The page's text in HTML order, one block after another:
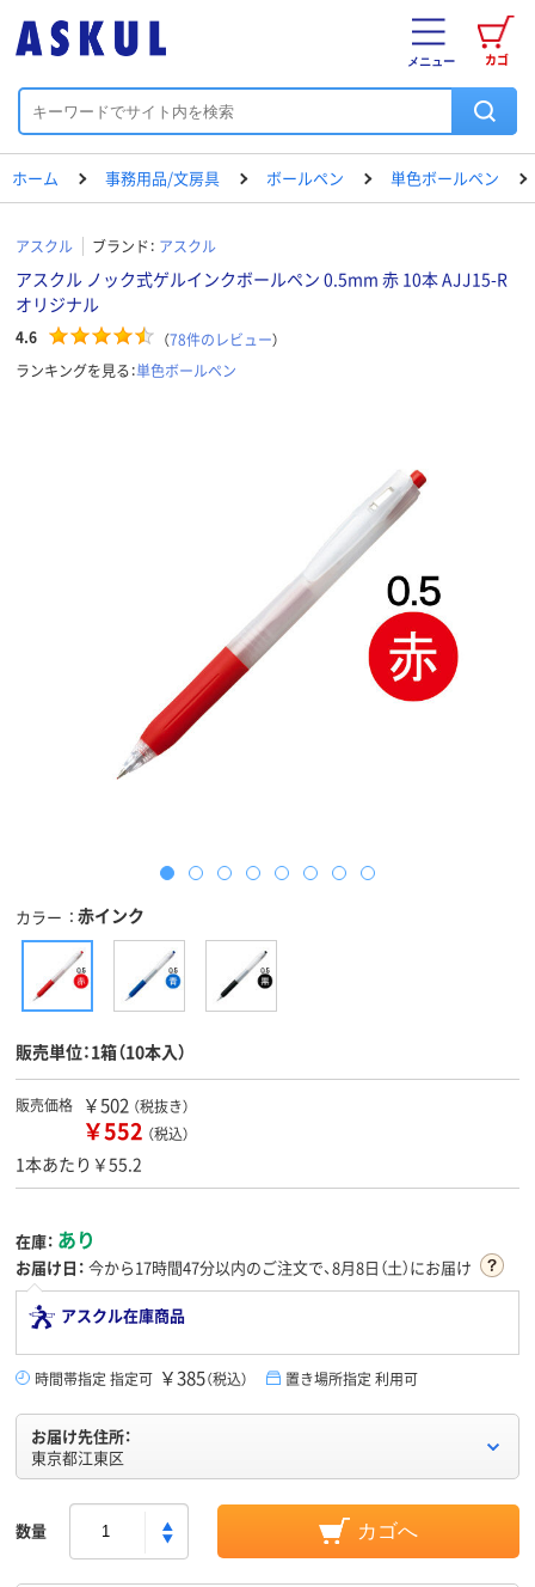
カゴ
メニュー
ホーム 事務用品/文房具 ボールペン 単色ボールペン
アスクル ブランド： アスクル
アスクル ノック式ゲルインクボールペン 0.5mm 赤 10本 AJJ15-R
オリジナル
4.6 （78件のレビュー）
ランキングを見る：単色ボールペン
カラー 赤インク
販売単位：1箱（10本入）
販売価格 ￥502 （税抜き）
￥552 （税込）
1本あたり￥55.2
在庫： あり
お届け日： 今から17時間47分以内のご注文で、8月8日（土）にお届け
アスクル在庫商品
時間帯指定 指定可 ￥385（税込） 置き場所指定 利用可
お届け先住所：
東京都江東区
数量 カゴへ